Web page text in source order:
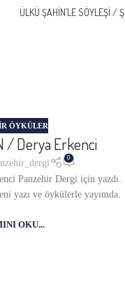
ÜLKÜ ŞAHİN’LE SÖYLEŞİ
ÖYKÜLER
/ Derya Erkenci
0
Panzehir Dergi için yazdı.
yazı ve öykülerle yayımda.
OKU...